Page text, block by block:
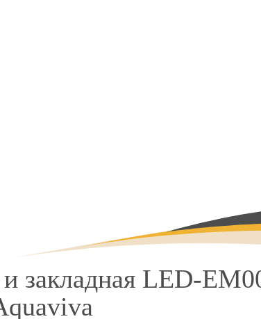
закладная LED-